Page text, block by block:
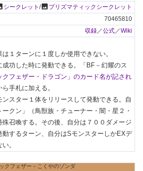
シークレット /photo プリズマティックシークレット
70465810
収録／公式／Wiki
１ターンに１度しか使用できない。
功した時に発動できる。「BF－幻耀のス
クフェザー・ドラゴン」のカード名が記され
手札に加える。
スター１体をリリースして発動できる。自
クン」（鳥獣族・チューナー・闇・星２・
召喚する。その後、自分は７００ダメージ
動するターン、自分はSモンスターしかEXデ
。
クフェザー－こくやのゾンダ